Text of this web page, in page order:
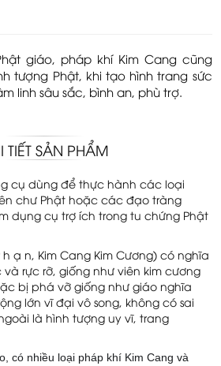
giáo, pháp khí Kim Cang cũng
tượng Phật, khi tạo hình trang sức
linh sâu sắc, bình an, phù trợ.
TIẾT SẢN PHẨM
cụ dùng để thực hành các loại
chư Phật hoặc các đạo tràng
dụng cụ trợ ích trong tu chứng Phật
ạ n, Kim Cang Kim Cương) có nghĩa
rực rỡ, giống như viên kim cương
bị phá vỡ giống như giáo nghĩa
lớn vĩ đại vô song, không có sai
là hình tượng uy vĩ, trang
có nhiều loại pháp khí Kim Cang và